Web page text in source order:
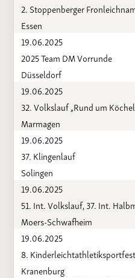
2. Stoppenberger
Essen
19.06.2025
2025 Team DM Vorrunde
Düsseldorf
19.06.2025
32. Volkslauf „Rund um
Marmagen
19.06.2025
37. Klingenlauf
Solingen
19.06.2025
51. Int. Volkslauf, 37. Int.
Moers-Schwafheim
19.06.2025
8. Kinderleichtathletiksportfest
Kranenburg